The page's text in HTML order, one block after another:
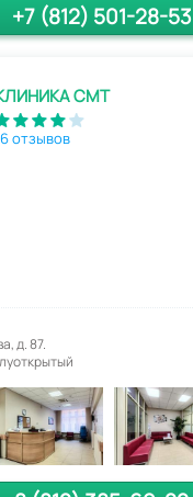
+7 (812) 501-28-53
СМТ
отзывов
д. 87.